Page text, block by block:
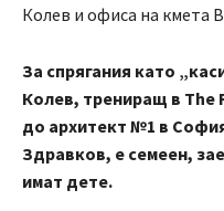
Колев и офиса на кмета
За спрягания като
Колев, трениращ в The
до архитект №1 в
Здравков, е семеен,
имат дете.